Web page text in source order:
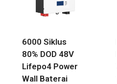
6000 Siklus
80% DOD 48V
Lifepo4 Power
Wall Baterai